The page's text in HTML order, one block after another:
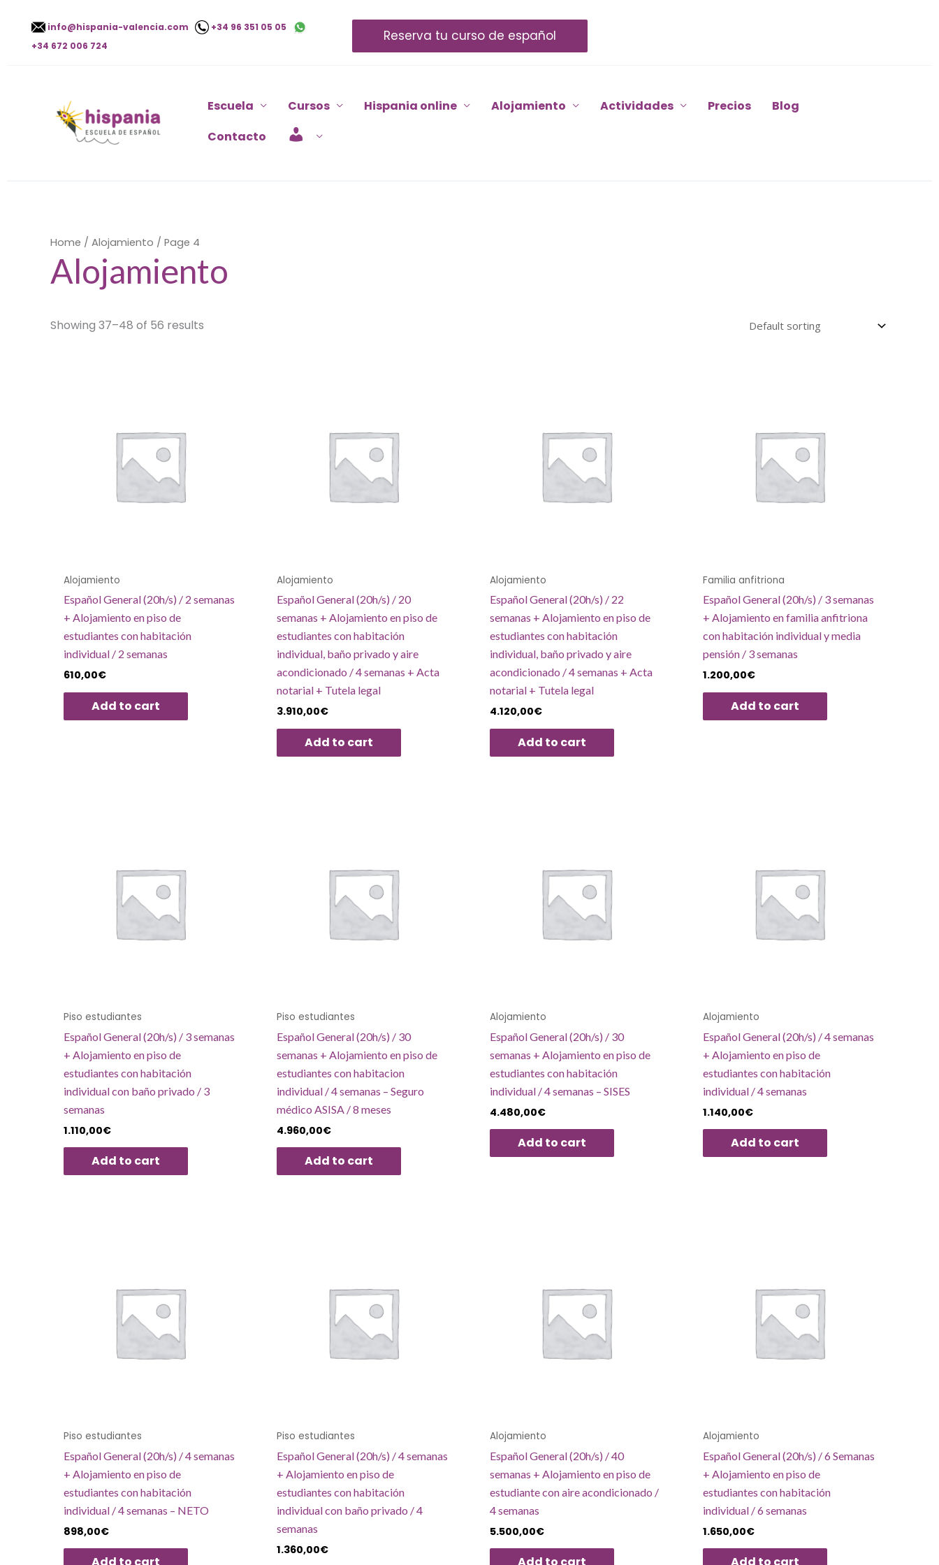
contenido
info@hispania-valencia.com
+34 96 351 05 05
+34 672 006 724
Reserva tu curso de español
Escuela Cursos Hispania online Alojamiento Actividades Precios
Blog
Contacto
Home / Alojamiento / Page 4
Alojamiento
Showing 37–48 of 56 results
Alojamiento
Español General (20h/s) / 2 semanas
+ Alojamiento en piso de
estudiantes con habitación
individual / 2 semanas
610,00€
Add to cart
Alojamiento
Español General (20h/s) / 20
semanas + Alojamiento en piso de
estudiantes con habitación
individual, baño privado y aire
acondicionado / 4 semanas + Acta
notarial + Tutela legal
3.910,00€
Add to cart
Alojamiento
Español General (20h/s) / 22
semanas + Alojamiento en piso de
estudiantes con habitación
individual, baño privado y aire
acondicionado / 4 semanas + Acta
notarial + Tutela legal
4.120,00€
Add to cart
Familia anfitriona
Español General (20h/s) / 3 semanas
+ Alojamiento en familia anfitriona
con habitación individual y media
pensión / 3 semanas
1.200,00€
Add to cart
Piso estudiantes
Español General (20h/s) / 3 semanas
+ Alojamiento en piso de
estudiantes con habitación
individual con baño privado / 3
semanas
1.110,00€
Add to cart
Piso estudiantes
Español General (20h/s) / 30
semanas + Alojamiento en piso de
estudiantes con habitacion
individual / 4 semanas – Seguro
médico ASISA / 8 meses
4.960,00€
Add to cart
Alojamiento
Español General (20h/s) / 30
semanas + Alojamiento en piso de
estudiantes con habitación
individual / 4 semanas – SISES
4.480,00€
Add to cart
Alojamiento
Español General (20h/s) / 4 semanas
+ Alojamiento en piso de
estudiantes con habitación
individual / 4 semanas
1.140,00€
Add to cart
Piso estudiantes
Español General (20h/s) / 4 semanas
+ Alojamiento en piso de
estudiantes con habitación
individual / 4 semanas – NETO
898,00€
Piso estudiantes
Español General (20h/s) / 4 semanas
+ Alojamiento en piso de
estudiantes con habitación
individual con baño privado / 4
semanas
1.360,00€
Alojamiento
Español General (20h/s) / 40
semanas + Alojamiento en piso de
estudiante con aire acondicionado /
4 semanas
5.500,00€
Alojamiento
Español General (20h/s) / 6 Semanas
+ Alojamiento en piso de
estudiantes con habitación
individual / 6 semanas
1.650,00€